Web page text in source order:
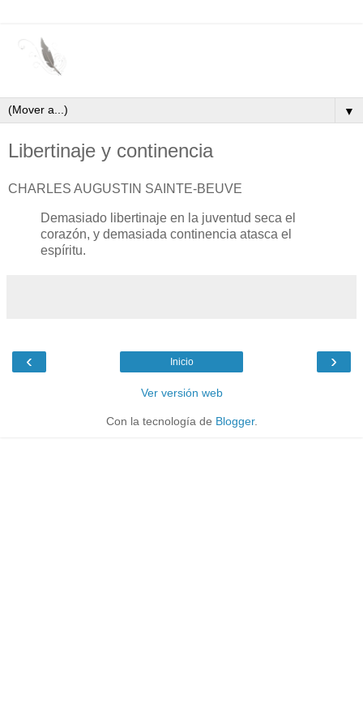
▼
Libertinaje y continencia
CHARLES AUGUSTIN SAINTE-BEUVE
Demasiado libertinaje en la juventud seca el
corazón, y demasiada continencia atasca el
espíritu.
‹ ›
Inicio
Ver versión web
Con la tecnología de Blogger.